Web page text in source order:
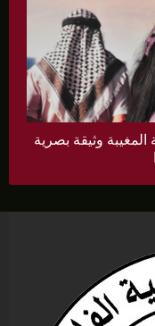
المغيبة وثيقة بصرية